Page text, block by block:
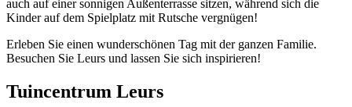
auch auf einer sonnigen Außenterrasse sitzen, während sich die
Kinder auf dem Spielplatz mit Rutsche vergnügen!
Erleben Sie einen wunderschönen Tag mit der ganzen Familie.
Besuchen Sie Leurs und lassen Sie sich inspirieren!
Tuincentrum Leurs